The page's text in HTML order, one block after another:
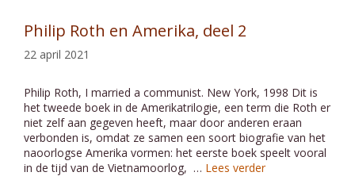
Philip Roth en Amerika, deel 2
22 april 2021
Philip Roth, I married a communist. New York, 1998 Dit is
het tweede boek in de Amerikatrilogie, een term die Roth er
niet zelf aan gegeven heeft, maar door anderen eraan
verbonden is, omdat ze samen een soort biografie van het
naoorlogse Amerika vormen: het eerste boek speelt vooral
in de tijd van de Vietnamoorlog, … Lees verder